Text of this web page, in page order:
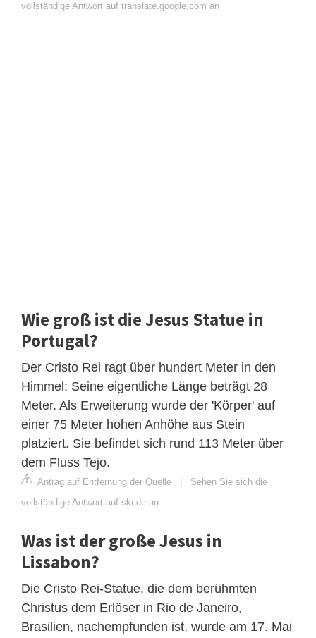
vollständige Antwort auf translate.google.com an
Wie groß ist die Jesus Statue in
Portugal?
Der Cristo Rei ragt über hundert Meter in den
Himmel: Seine eigentliche Länge beträgt 28
Meter. Als Erweiterung wurde der 'Körper' auf
einer 75 Meter hohen Anhöhe aus Stein
platziert. Sie befindet sich rund 113 Meter über
dem Fluss Tejo.
Antrag auf Entfernung der Quelle
Sehen Sie sich die
vollständige Antwort auf skr.de an
Was ist der große Jesus in
Lissabon?
Die Cristo Rei-Statue, die dem berühmten
Christus dem Erlöser in Rio de Janeiro,
Brasilien, nachempfunden ist, wurde am 17. Mai